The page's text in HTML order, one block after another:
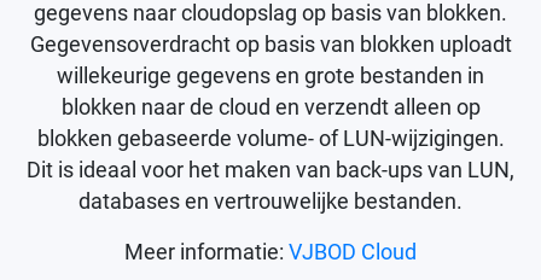
gegevens naar cloudopslag op basis van blokken.
Gegevensoverdracht op basis van blokken uploadt
willekeurige gegevens en grote bestanden in
blokken naar de cloud en verzendt alleen op
blokken gebaseerde volume- of LUN-wijzigingen.
Dit is ideaal voor het maken van back-ups van LUN,
databases en vertrouwelijke bestanden.
Meer informatie: VJBOD Cloud